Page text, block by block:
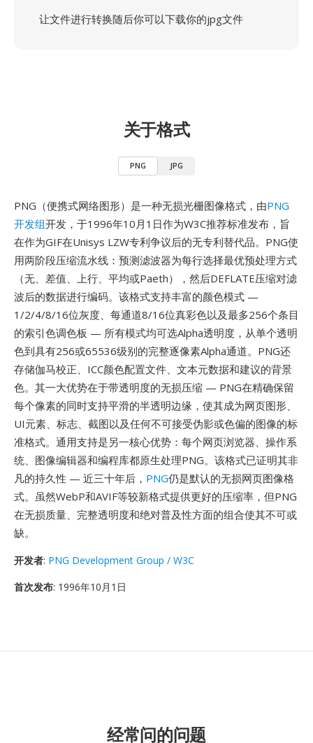
让文件进行转换随后你可以下载你的jpg文件
关于格式
PNG JPG
PNG（便携式网络图形）是一种无损光栅图像格式，由PNG
开发组开发，于1996年10月1日作为W3C推荐标准发布，旨
在作为GIF在Unisys LZW专利争议后的无专利替代品。PNG使
用两阶段压缩流水线：预测滤波器为每行选择最优预处理方式
（无、差值、上行、平均或Paeth），然后DEFLATE压缩对滤
波后的数据进行编码。该格式支持丰富的颜色模式 —
1/2/4/8/16位灰度、每通道8/16位真彩色以及最多256个条目
的索引色调色板 — 所有模式均可选Alpha透明度，从单个透明
色到具有256或65536级别的完整逐像素Alpha通道。PNG还
存储伽马校正、ICC颜色配置文件、文本元数据和建议的背景
色。其一大优势在于带透明度的无损压缩 — PNG在精确保留
每个像素的同时支持平滑的半透明边缘，使其成为网页图形、
UI元素、标志、截图以及任何不可接受伪影或色偏的图像的标
准格式。通用支持是另一核心优势：每个网页浏览器、操作系
统、图像编辑器和编程库都原生处理PNG。该格式已证明其非
凡的持久性 — 近三十年后， PNG仍是默认的无损网页图像格
式。虽然WebP和AVIF等较新格式提供更好的压缩率，但PNG
在无损质量、完整透明度和绝对普及性方面的组合使其不可或
缺。
开发者: PNG Development Group / W3C
首次发布: 1996年10月1日
经常问的问题